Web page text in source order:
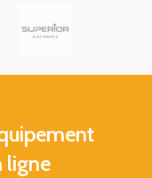
(fauteuils roulants,
poussettes).
(ERP), elle
haute résistance et
ergonomique.
: TVA réduite à
ligne